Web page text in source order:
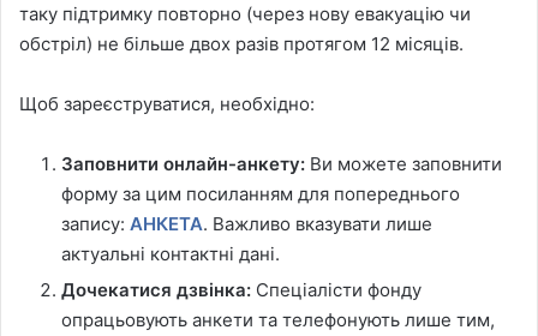
таку підтримку повторно (через нову евакуацію чи
обстріл) не більше двох разів протягом 12 місяців.
Щоб зареєструватися, необхідно:
Заповнити онлайн-анкету: Ви можете заповнити
форму за цим посиланням для попереднього
запису: АНКЕТА. Важливо вказувати лише
актуальні контактні дані.
Дочекатися дзвінка: Спеціалісти фонду
опрацьовують анкети та телефонують лише тим,